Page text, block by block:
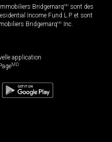
BridgemarqMD sont des
Income Fund L.P. et sont
BridgemarqMD Inc.
application
MD